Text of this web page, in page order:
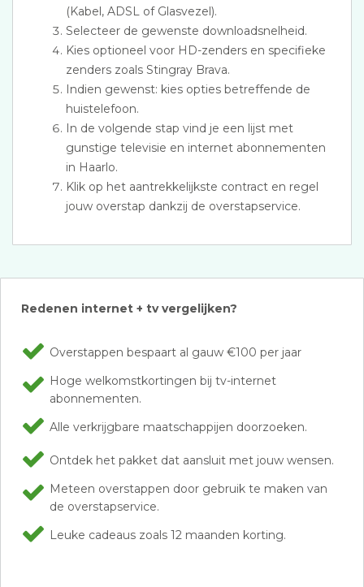
(Kabel, ADSL of Glasvezel).
Selecteer de gewenste downloadsnelheid.
Kies optioneel voor HD-zenders en specifieke
zenders zoals Stingray Brava.
Indien gewenst: kies opties betreffende de
huistelefoon.
In de volgende stap vind je een lijst met
gunstige televisie en internet abonnementen
in Haarlo.
Klik op het aantrekkelijkste contract en regel
jouw overstap dankzij de overstapservice.
Redenen internet + tv vergelijken?
Overstappen bespaart al gauw €100 per jaar
Hoge welkomstkortingen bij tv-internet
abonnementen.
Alle verkrijgbare maatschappijen doorzoeken.
Ontdek het pakket dat aansluit met jouw wensen.
Meteen overstappen door gebruik te maken van
de overstapservice.
Leuke cadeaus zoals 12 maanden korting.